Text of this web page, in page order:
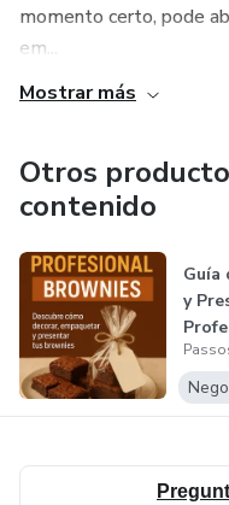
momento certo, pode
em...
Mostrar más
Otros
contenido
Guía
y